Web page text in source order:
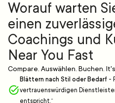
Worauf warten
einen
Coachings und
Near You Fast
Compare. Auswählen. Buchen.
Blättern nach Stil oder Bedarf -
vertrauenswürdigen
entspricht.“